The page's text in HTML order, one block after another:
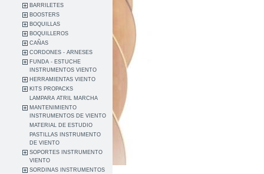
BARRILETES
BOOSTERS
BOQUILLAS
BOQUILLEROS
CAÑAS
CORDONES - ARNESES
FUNDA - ESTUCHE
INSTRUMENTOS VIENTO
HERRAMIENTAS VIENTO
KITS PROPACKS
LAMPARA ATRIL MARCHA
MANTENIMIENTO
INSTRUMENTOS DE VIENTO
MATERIAL DE ESTUDIO
PASTILLAS INSTRUMENTO
DE VIENTO
SOPORTES INSTRUMENTO
VIENTO
SORDINAS INSTRUMENTOS